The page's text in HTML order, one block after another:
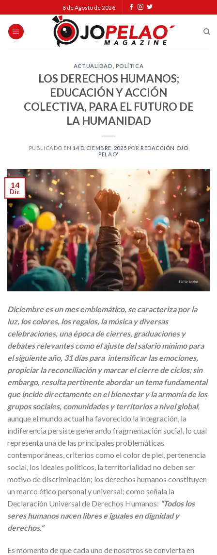
to
content
8 de Agosto de 2026
ACTUALIDAD POLÍTICA
LOS DERECHOS HUMANOS;
EDUCACIÓN Y ACCIÓN
COLECTIVA, PARA EL FUTURO DE
LA HUMANIDAD
PUBLICADO EN 14 DICIEMBRE, 2025 POR REDACCIÓN OJO
PELAO'
14
Dic
Diciembre es un mes emblemático, se caracteriza por la
luz, los colores, los regalos, la música y diversas
celebraciones, una época de cierres, graduaciones y
debates relevantes como el ajuste del salario mínimo para
el siguiente año, 31 días para intensificar las emociones,
propiciar la reconciliación y marcar el cierre de ciclos; sin
embargo, resulta pertinente abordar un tema fundamental
que incide directamente en el bienestar y la armonía de los
grupos sociales, comunidades y territorios a nivel global;
aunque el mundo actual ha favorecido la integración, la
indiferencia persiste generando fragmentación social, lo cual
representa una de las principales problemáticas
contemporáneas, criterios como el color de piel, pertenencia
social, los ideales políticos, la territorialidad no deben ser
motivo de discriminación; los derechos humanos constituyen
un marco ético personal y universal; como señala la
Declaración Universal de Derechos Humanos: “Todos los
seres humanos nacen libres e iguales en dignidad y
derechos.”
Es momento de que cada uno de nosotros se convierta en